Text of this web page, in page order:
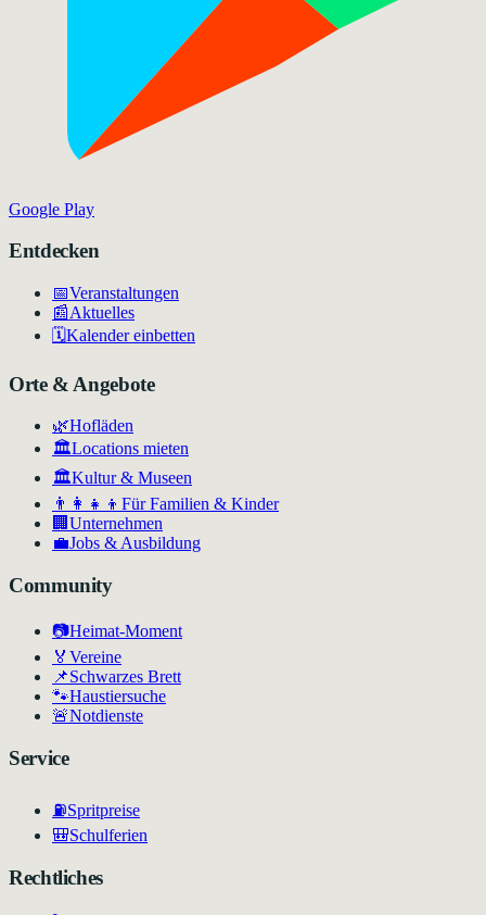
Google Play
Entdecken
📅Veranstaltungen
📰Aktuelles
🗓️Kalender einbetten
Orte & Angebote
🌿Hofläden
🏛️Locations mieten
🏛Kultur & Museen
👨‍👩‍👧‍👦 Für Familien & Kinder
🏢 Unternehmen
💼Jobs & Ausbildung
Community
📷Heimat-Moment
🏅 Vereine
📌Schwarzes Brett
🐾Haustiersuche
🚨Notdienste
Service
⛽Spritpreise
🎒Schulferien
Rechtliches